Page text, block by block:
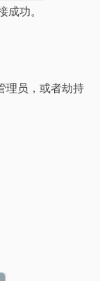
成功。
理员，或者劫持